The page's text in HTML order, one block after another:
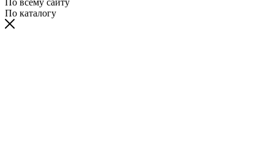
По каталогу